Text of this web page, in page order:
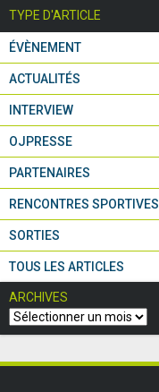
TYPE D'ARTICLE
ÉVÈNEMENT
ACTUALITÉS
INTERVIEW
OJPRESSE
PARTENAIRES
RENCONTRES SPORTIVES
SORTIES
TOUS LES ARTICLES
ARCHIVES